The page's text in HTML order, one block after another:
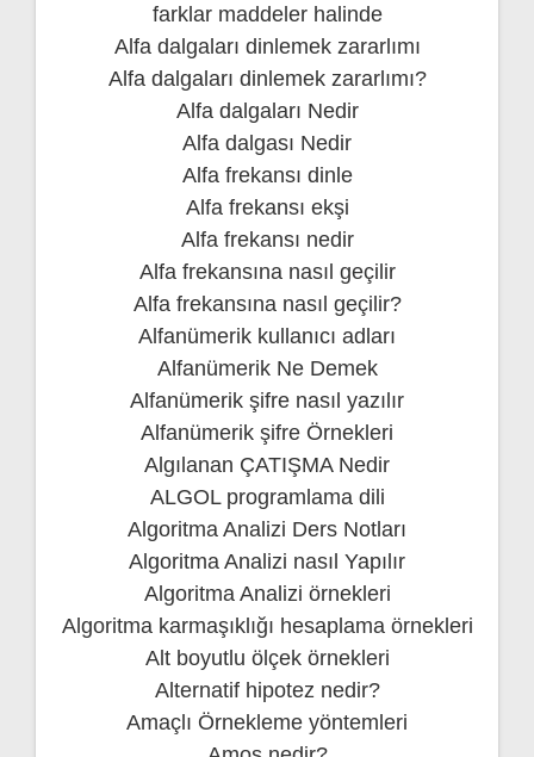
farklar maddeler halinde
Alfa dalgaları dinlemek zararlımı
Alfa dalgaları dinlemek zararlımı?
Alfa dalgaları Nedir
Alfa dalgası Nedir
Alfa frekansı dinle
Alfa frekansı ekşi
Alfa frekansı nedir
Alfa frekansına nasıl geçilir
Alfa frekansına nasıl geçilir?
Alfanümerik kullanıcı adları
Alfanümerik Ne Demek
Alfanümerik şifre nasıl yazılır
Alfanümerik şifre Örnekleri
Algılanan ÇATIŞMA Nedir
ALGOL programlama dili
Algoritma Analizi Ders Notları
Algoritma Analizi nasıl Yapılır
Algoritma Analizi örnekleri
Algoritma karmaşıklığı hesaplama örnekleri
Alt boyutlu ölçek örnekleri
Alternatif hipotez nedir?
Amaçlı Örnekleme yöntemleri